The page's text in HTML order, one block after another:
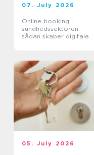
07. July 2026
Online booking i
sundhedssektoren:
sådan skaber digitale
05. July 2026